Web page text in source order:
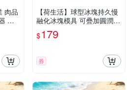
肉品
牛
廚
【荷生活】球型冰塊持久慢
融化冰塊模具 可疊加圓潤冰
球矽膠易脫模製冰盒-2入組
$179
券